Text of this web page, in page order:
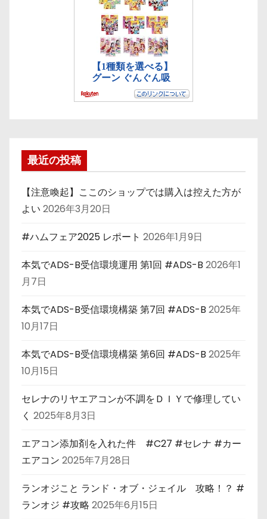
最近の投稿
【注意喚起】ここのショップでは購入は控えた方が
よい 2026年3月20日
#ハムフェア2025 レポート 2026年1月9日
本気でADS-B受信環境運用 第1回 #ADS-B 2026年1
月7日
本気でADS-B受信環境構築 第7回 #ADS-B 2025年
10月17日
本気でADS-B受信環境構築 第6回 #ADS-B 2025年
10月15日
セレナのリヤエアコンが不調をＤＩＹで修理してい
く 2025年8月3日
エアコン添加剤を入れた件 #C27 #セレナ #カー
エアコン 2025年7月28日
ランオジこと ランド・オブ・ジェイル 攻略！？ #
ランオジ #攻略 2025年6月15日